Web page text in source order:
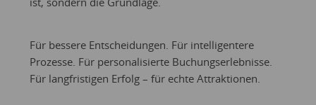
Für bessere Entscheidungen. Für intelligentere
Prozesse. Für personalisierte Buchungserlebnisse.
Für langfristigen Erfolg – für echte Attraktionen.